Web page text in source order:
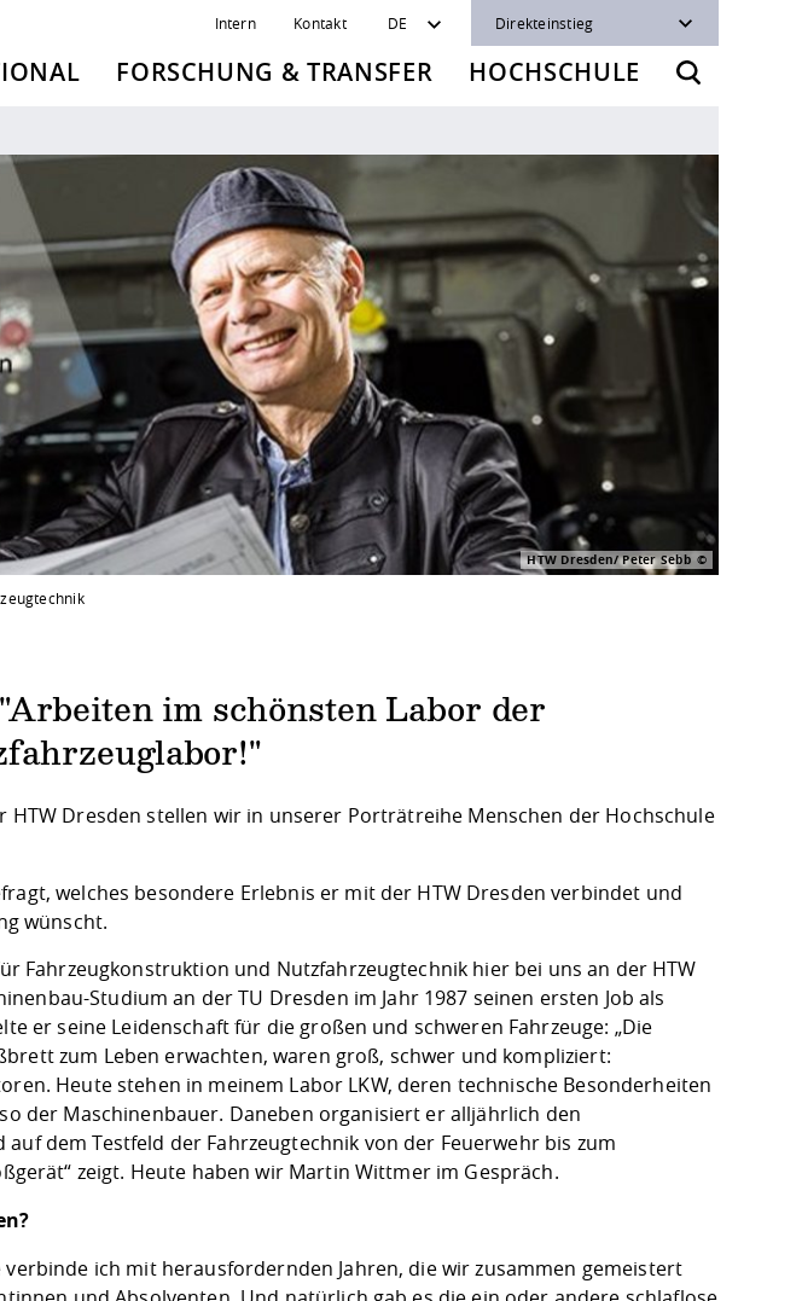
Intern Kontakt DE Direkteinstieg
FORSCHUNG & TRANSFER HOCHSCHULE
HTW Dresden/ Peter Sebb
im schönsten Labor der
HTW Dresden stellen wir in unserer Porträtreihe Menschen der Hochschule
welches besondere Erlebnis er mit der HTW Dresden verbindet und
wünscht.
Fahrzeugkonstruktion und Nutzfahrzeugtechnik hier bei uns an der HTW
Studium an der TU Dresden im Jahr 1987 seinen ersten Job als
er seine Leidenschaft für die großen und schweren Fahrzeuge: „Die
zum Leben erwachten, waren groß, schwer und kompliziert:
Heute stehen in meinem Labor LKW, deren technische Besonderheiten
der Maschinenbauer. Daneben organisiert er alljährlich den
dem Testfeld der Fahrzeugtechnik von der Feuerwehr bis zum
zeigt. Heute haben wir Martin Wittmer im Gespräch.
ich mit herausfordernden Jahren, die wir zusammen gemeistert